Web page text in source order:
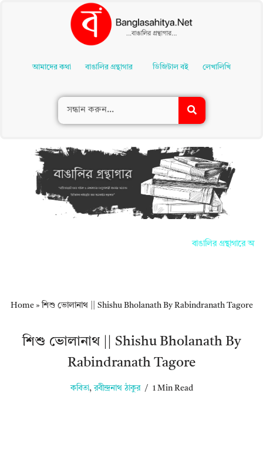
Contentআমাদের কথা বাঙালির গ্রন্থাগার ডিজিটাল বই লেখালিখি
বাঙালির গ্রন্থাগারে
Home»শিশু ভোলানাথ || Shishu Bholanath By Rabindranath Tagore
শিশু ভোলানাথ || Shishu Bholanath By
Rabindranath Tagore
কবিতা, রবীন্দ্রনাথ ঠাকুর 1 Min Read